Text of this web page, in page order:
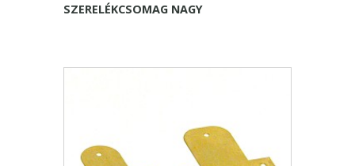
SZERELÉKCSOMAG NAGY